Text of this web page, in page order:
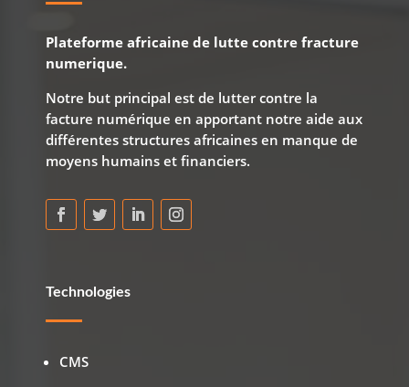
Plateforme africaine de lutte contre fracture
numerique.
Notre but principal est de lutter contre la
facture numérique en apportant notre aide aux
différentes structures africaines en manque de
moyens humains et financiers.
Technologies
CMS